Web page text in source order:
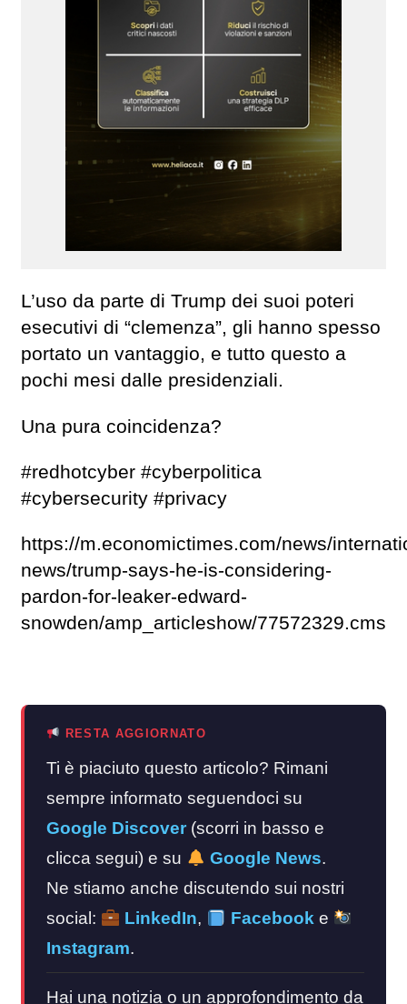
L’uso da parte di Trump dei suoi poteri
esecutivi di “clemenza”, gli hanno spesso
portato un vantaggio, e tutto questo a
pochi mesi dalle presidenziali.
Una pura coincidenza?
#redhotcyber #cyberpolitica
#cybersecurity #privacy
https://m.economictimes.com/news/
news/trump-says-he-is-considering-
pardon-for-leaker-edward-
snowden/amp_articleshow/77572329.cms
RESTA AGGIORNATO
Ti è piaciuto questo articolo? Rimani
sempre informato seguendoci su
Google Discover (scorri in basso e
clicca segui) e su
Google News.
Ne stiamo anche discutendo sui nostri
social:
LinkedIn, Facebooke
Instagram.
Hai una notizia o un approfondimento da